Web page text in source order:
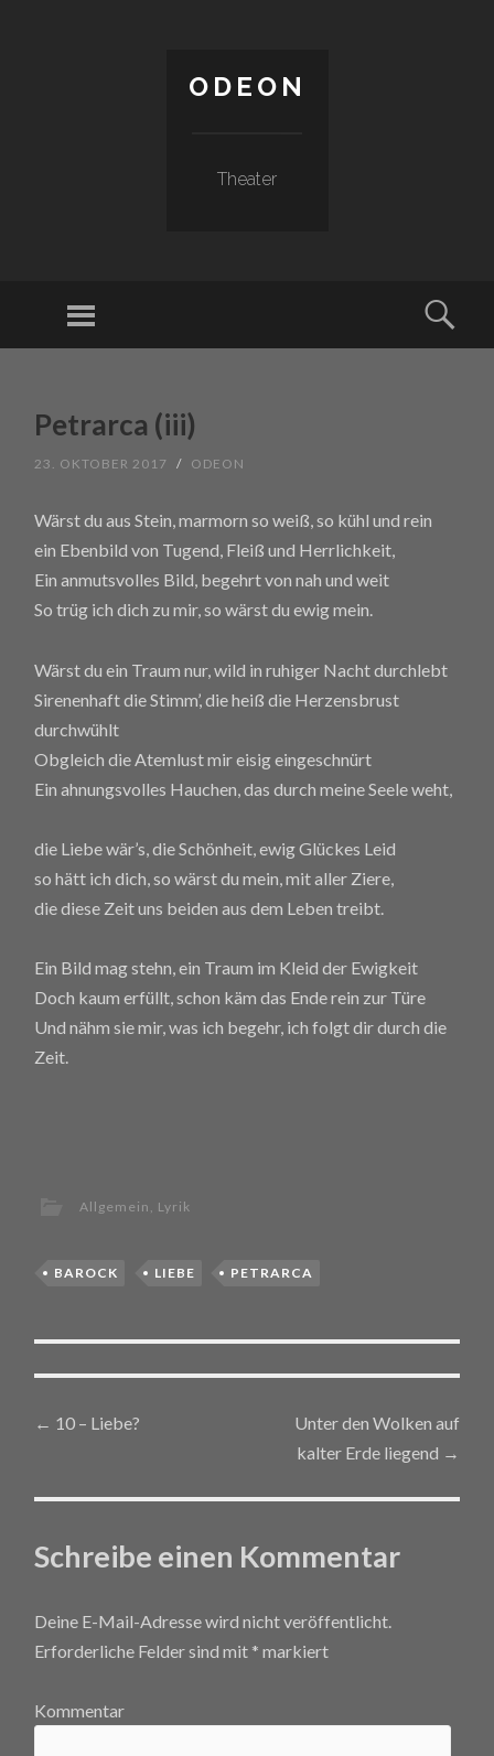
ODEON
Theater
Menu
Petrarca (iii)
23. OKTOBER 2017 / ODEON
Wärst du aus Stein, marmorn so weiß, so kühl und rein
ein Ebenbild von Tugend, Fleiß und Herrlichkeit,
Ein anmutsvolles Bild, begehrt von nah und weit
So trüg ich dich zu mir, so wärst du ewig mein.
Wärst du ein Traum nur, wild in ruhiger Nacht durchlebt
Sirenenhaft die Stimm’, die heiß die Herzensbrust
durchwühlt
Obgleich die Atemlust mir eisig eingeschnürt
Ein ahnungsvolles Hauchen, das durch meine Seele weht,
die Liebe wär’s, die Schönheit, ewig Glückes Leid
so hätt ich dich, so wärst du mein, mit aller Ziere,
die diese Zeit uns beiden aus dem Leben treibt.
Ein Bild mag stehn, ein Traum im Kleid der Ewigkeit
Doch kaum erfüllt, schon käm das Ende rein zur Türe
Und nähm sie mir, was ich begehr, ich folgt dir durch die
Zeit.
Allgemein , Lyrik
BAROCK LIEBE PETRARCA
Post navigation
← 10 – Liebe?
Unter den Wolken auf
kalter Erde liegend →
Schreibe einen Kommentar
Deine E-Mail-Adresse wird nicht veröffentlicht.
Erforderliche Felder sind mit * markiert
Kommentar